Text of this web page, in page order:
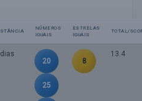
NÚMEROS
IGUAIS
ESTRELAS
IGUAIS
TOTAL/
20
25
8
13.4